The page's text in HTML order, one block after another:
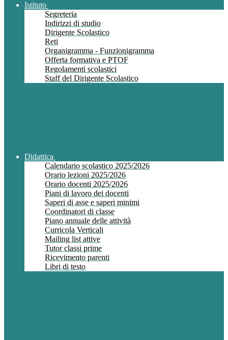
Istituto
Segreteria
Indirizzi di studio
Dirigente Scolastico
Reti
Organigramma - Funzionigramma
Offerta formativa e PTOF
Regolamenti scolastici
Staff del Dirigente Scolastico
Didattica
Calendario scolastico 2025/2026
Orario lezioni 2025/2026
Orario docenti 2025/2026
Piani di lavoro dei docenti
Saperi di asse e saperi minimi
Coordinatori di classe
Piano annuale delle attività
Curricola Verticali
Mailing list attive
Tutor classi prime
Ricevimento parenti
Libri di testo